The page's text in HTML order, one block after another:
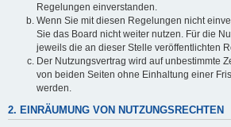
Regelungen einverstanden.
Wenn Sie mit diesen Regelungen nicht
Sie das Board nicht weiter nutzen. Für die
jeweils die an dieser Stelle veröffentlichten
Der Nutzungsvertrag wird auf unbestimmte
von beiden Seiten ohne Einhaltung einer
werden.
2. EINRÄUMUNG VON NUTZUNGSRECHTEN